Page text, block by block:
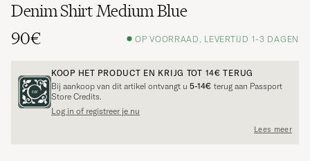
Denim Shirt Medium Blue
90€
OP VOORRAAD, LEVERTIJD 1-3 DAGEN
KOOP HET PRODUCT EN KRIJG TOT 14€ TERUG
Bij aankoop van dit artikel ontvangt u 5-14€ terug aan Passport
Store Credits.
Log in of registreer je nu
Lees meer